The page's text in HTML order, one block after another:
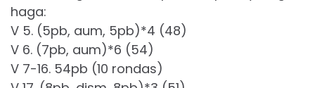
haga:
V 5. (5pb, aum, 5pb)*4 (48)
V 6. (7pb, aum)*6 (54)
V 7-16. 54pb (10 rondas)